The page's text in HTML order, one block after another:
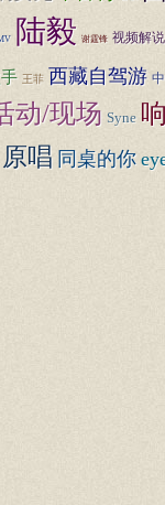
陆毅 谢霆锋 视频解说
王菲 西藏自驾游
动/现场 Syne
原唱 同桌的你